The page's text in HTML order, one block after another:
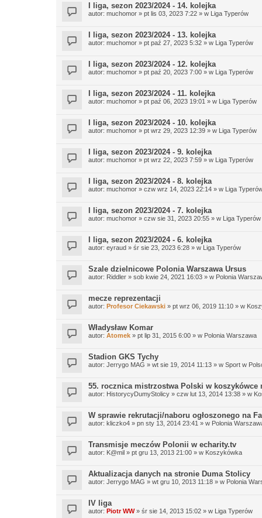
I liga, sezon 2023/2024 - 14. kolejka
autor: muchomor » pt lis 03, 2023 7:22 » w Liga Typerów
I liga, sezon 2023/2024 - 13. kolejka
autor: muchomor » pt paź 27, 2023 5:32 » w Liga Typerów
I liga, sezon 2023/2024 - 12. kolejka
autor: muchomor » pt paź 20, 2023 7:00 » w Liga Typerów
I liga, sezon 2023/2024 - 11. kolejka
autor: muchomor » pt paź 06, 2023 19:01 » w Liga Typerów
I liga, sezon 2023/2024 - 10. kolejka
autor: muchomor » pt wrz 29, 2023 12:39 » w Liga Typerów
I liga, sezon 2023/2024 - 9. kolejka
autor: muchomor » pt wrz 22, 2023 7:59 » w Liga Typerów
I liga, sezon 2023/2024 - 8. kolejka
autor: muchomor » czw wrz 14, 2023 22:14 » w Liga
I liga, sezon 2023/2024 - 7. kolejka
autor: muchomor » czw sie 31, 2023 20:55 » w Liga Typerów
I liga, sezon 2023/2024 - 6. kolejka
autor: eyraud » śr sie 23, 2023 6:28 » w Liga Typerów
Szale dzielnicowe Polonia Warszawa Ursus
autor: Riddler » sob kwie 24, 2021 16:03 » w Polonia
mecze reprezentacji
autor: Profesor Ciekawski » pt wrz 06, 2019 11:10 » w
Władysław Komar
autor: Atomek » pt lip 31, 2015 6:00 » w Polonia Warszawa
Stadion GKS Tychy
autor: Jerrygo MAG » wt sie 19, 2014 11:13 » w Sport w
55. rocznica mistrzostwa Polski w koszykówce
autor: HistorycyDumyStolicy » czw lut 13, 2014 13:38 » w
W sprawie rekrutacji/naboru ogłoszonego na
autor: kliczko4 » pn sty 13, 2014 23:41 » w Polonia
Transmisje meczów Polonii w echarity.tv
autor: K@mil » pt gru 13, 2013 21:00 » w Koszykówka
Aktualizacja danych na stronie Duma Stolicy
autor: Jerrygo MAG » wt gru 10, 2013 11:18 » w Polonia
IV liga
autor: Piotr WW» śr sie 14, 2013 15:02 » w Liga Typerów